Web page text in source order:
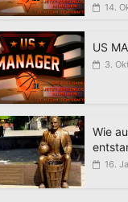
14.
US
3.
Wie
16.